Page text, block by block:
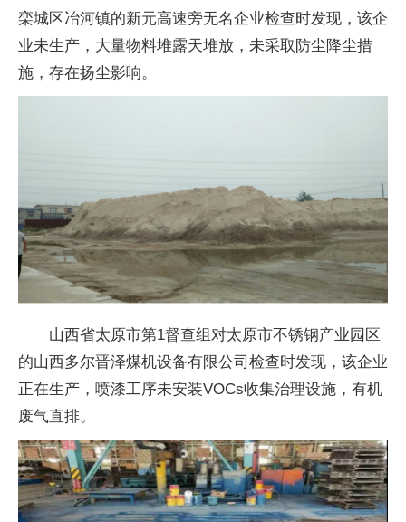
栾城区冶河镇的新元高速旁无名企业检查时发现，该企
业未生产，大量物料堆露天堆放，未采取防尘降尘措
施，存在扬尘影响。
山西省太原市第1督查组对太原市不锈钢产业园区
的山西多尔晋泽煤机设备有限公司检查时发现，该企业
正在生产，喷漆工序未安装VOCs收集治理设施，有机
废气直排。